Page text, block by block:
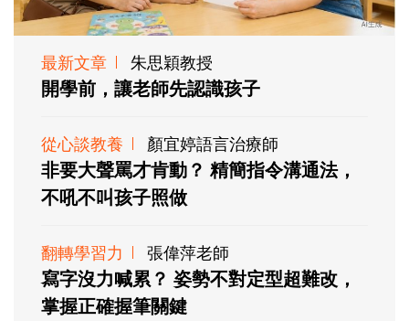
最新文章 朱思穎教授
開學前，讓老師先認識孩子
從心談教養 顏宜婷語言治療師
非要大聲罵才肯動？ 精簡指令溝通法，
不吼不叫孩子照做
翻轉學習力 張偉萍老師
寫字沒力喊累？ 姿勢不對定型超難改，
掌握正確握筆關鍵